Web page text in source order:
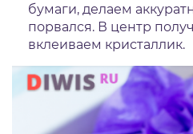
бумаги, делаем
порвался. В центр
вклеиваем кристаллик.